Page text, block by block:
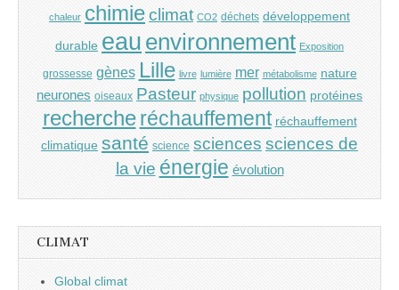
chaleur chimieclimat CO2 déchets développement
durable eau environnement Exposition
grossesse gènes Lille livre lumière mer métabolisme nature
neurones oiseaux Pasteur physique pollution protéines
recherche réchauffement réchauffement
climatique santé science sciences sciences de
la vie énergie évolution
CLIMAT
Global climat